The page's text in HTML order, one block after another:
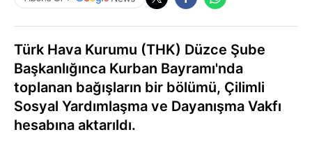
Türk Hava Kurumu (THK) Düzce Şube
Başkanlığınca Kurban Bayramı'nda
toplanan bağışların bir bölümü, Çilimli
Sosyal Yardımlaşma ve Dayanışma Vakfı
hesabına aktarıldı.